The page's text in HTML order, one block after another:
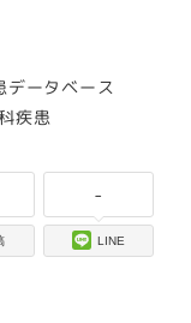
リー
データベース
リー
疾患
-
LINE